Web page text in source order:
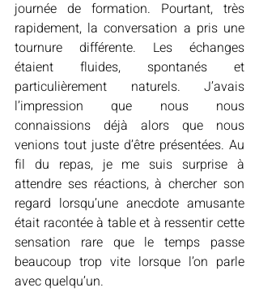
journée de formation. Pourtant, très
rapidement, la conversation a pris une
tournure différente. Les échanges
étaient fluides, spontanés et
particulièrement naturels. J’avais
l’impression que nous nous
connaissions déjà alors que nous
venions tout juste d’être présentées. Au
fil du repas, je me suis surprise à
attendre ses réactions, à chercher son
regard lorsqu’une anecdote amusante
était racontée à table et à ressentir cette
sensation rare que le temps passe
beaucoup trop vite lorsque l’on parle
avec quelqu’un.